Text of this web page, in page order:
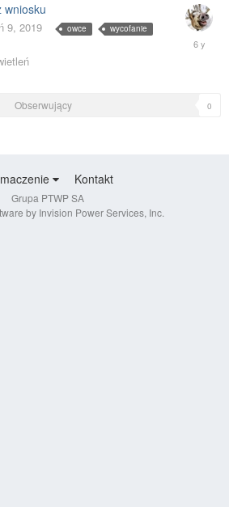
wniosku
9, 2019 owce wycofanie
Wrzesień
Obserwujący 0
Kontakt
Grupa PTWP SA
by Invision Power Services, Inc.